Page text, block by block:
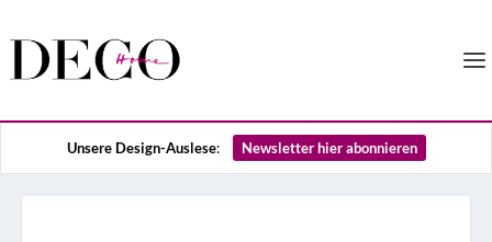
Unsere Design-Auslese: Newsletter hier abonnieren